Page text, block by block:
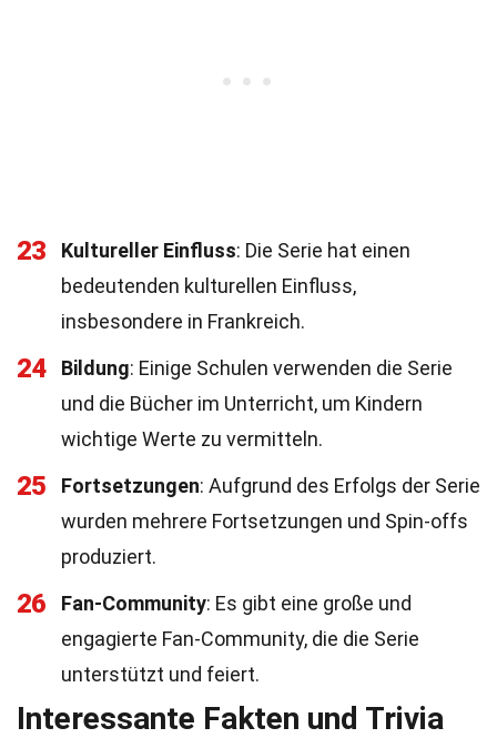
23 Kultureller Einfluss: Die Serie hat einen
bedeutenden kulturellen Einfluss,
insbesondere in Frankreich.
24 Bildung: Einige Schulen verwenden die Serie
und die Bücher im Unterricht, um Kindern
wichtige Werte zu vermitteln.
25 Fortsetzungen: Aufgrund des Erfolgs der Serie
wurden mehrere Fortsetzungen und Spin-offs
produziert.
26 Fan-Community: Es gibt eine große und
engagierte Fan-Community, die die Serie
unterstützt und feiert.
Interessante Fakten und Trivia